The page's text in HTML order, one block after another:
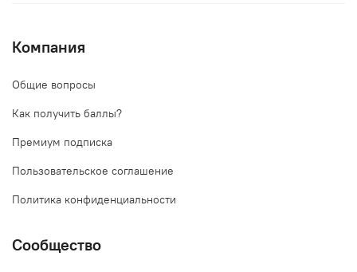
Компания
Общие вопросы
Как получить баллы?
Премиум подписка
Пользовательское соглашение
Политика конфиденциальности
Сообщество